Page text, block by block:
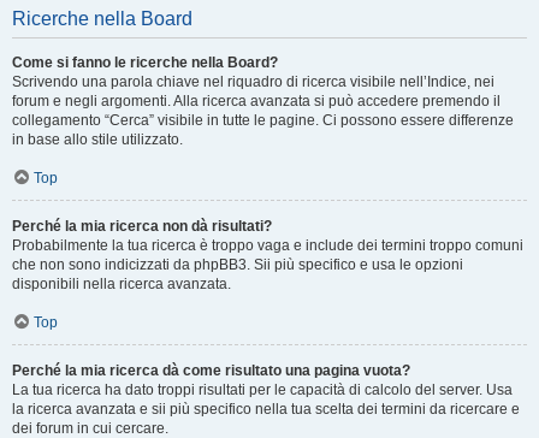
Ricerche nella Board
Come si fanno le ricerche nella Board?
Scrivendo una parola chiave nel riquadro di ricerca visibile nell’Indice, nei
forum e negli argomenti. Alla ricerca avanzata si può accedere premendo il
collegamento “Cerca” visibile in tutte le pagine. Ci possono essere differenze
in base allo stile utilizzato.
Top
Perché la mia ricerca non dà risultati?
Probabilmente la tua ricerca è troppo vaga e include dei termini troppo comuni
che non sono indicizzati da phpBB3. Sii più specifico e usa le opzioni
disponibili nella ricerca avanzata.
Top
Perché la mia ricerca dà come risultato una pagina vuota?
La tua ricerca ha dato troppi risultati per le capacità di calcolo del server. Usa
la ricerca avanzata e sii più specifico nella tua scelta dei termini da ricercare e
dei forum in cui cercare.